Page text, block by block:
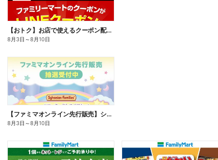
【おトク】お店で使えるクーポン配信中
8月3日 ～8月10日
【ファミマオンライン先行販売】シルバニアファミリー
8月3日 ～8月10日